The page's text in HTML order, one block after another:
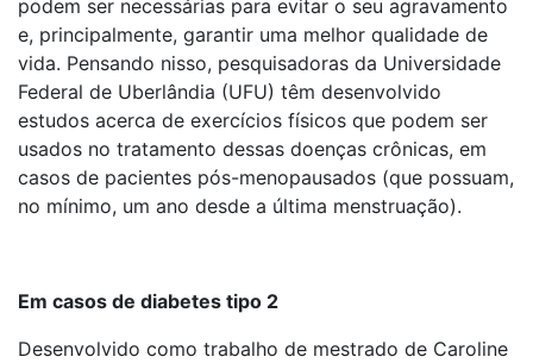
podem ser necessárias para evitar o seu agravamento
e, principalmente, garantir uma melhor qualidade de
vida. Pensando nisso, pesquisadoras da Universidade
Federal de Uberlândia (UFU) têm desenvolvido
estudos acerca de exercícios físicos que podem ser
usados no tratamento dessas doenças crônicas, em
casos de pacientes pós-menopausados (que possuam,
no mínimo, um ano desde a última menstruação).
Em casos de diabetes tipo 2
Desenvolvido como trabalho de mestrado de Caroline